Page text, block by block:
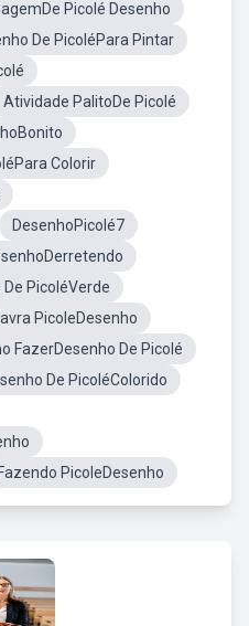
Picolé Desenho
De PicoléPara Pintar
Atividade PalitoDe Picolé
Colorir
DesenhoPicolé7
De PicoléVerde
PicoleDesenho
FazerDesenho De Picolé
De PicoléColorido
Fazendo PicoleDesenho